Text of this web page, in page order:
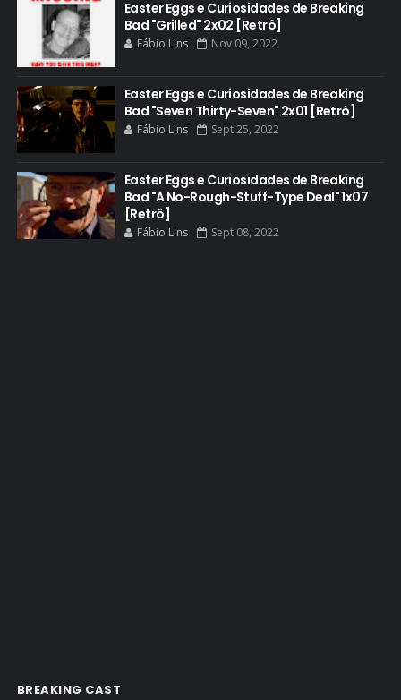
DEAN NORRIS
DOCUMENTÁRIO
DOS HOMBRES MEZCAL
EASTER EGGS
EDITORIAL
EL CAMINO
ELECTRIC DREAMS
ELENCO 5ª TEMPORADA
Easter Eggs e Curiosidades de Breaking
Bad "Grilled" 2x02 [Retrô]
Fábio Lins Nov 09, 2022
Easter Eggs e Curiosidades de Breaking
Bad "Seven Thirty-Seven" 2x01 [Retrô]
Fábio Lins Sept 25, 2022
Easter Eggs e Curiosidades de Breaking
Bad "A No-Rough-Stuff-Type Deal" 1x07
[Retrô]
Fábio Lins Sept 08, 2022
BREAKING CAST